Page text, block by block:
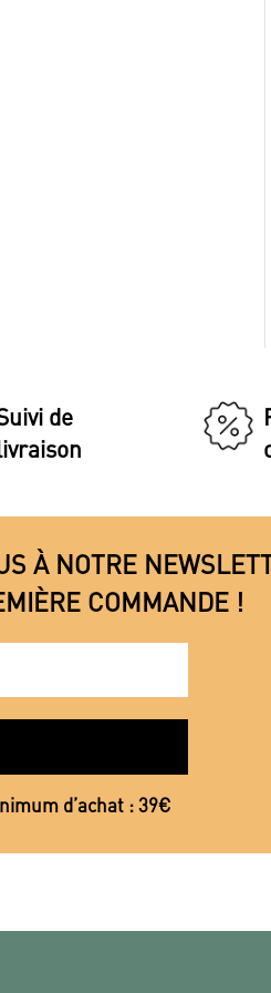
de
À NOTRE
COMMANDE !
d’achat : 39€